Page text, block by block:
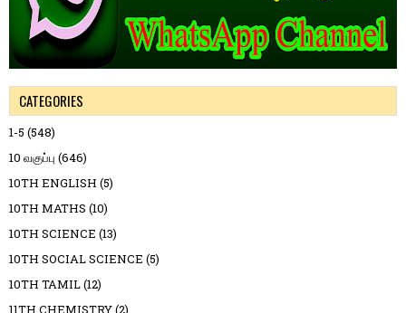
CATEGORIES
1-5 (548)
10 வகுப்பு (646)
10TH ENGLISH (5)
10TH MATHS (10)
10TH SCIENCE (13)
10TH SOCIAL SCIENCE (5)
10TH TAMIL(12)
11TH CHEMISTRY(2)